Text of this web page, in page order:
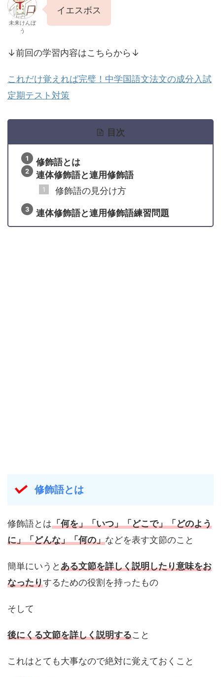
未来けんぼ
う
イエスボス
↓前回の学習内容はこちらから↓
これだけ覚えれば完璧！中学国語文法文の成分入試
定期テスト対策
目次
修飾語とは
連体修飾語と連用修飾語
修飾語の見分け方
連体修飾語と連用修飾語練習問題
修飾語とは
修飾語とは「何を」「いつ」「どこで」「どのよう
に」「どんな」「何の」などを表す文節のこと
簡単にいうとある文節を詳しく説明したり意味をお
なったりするための役割を持ったもの
そして
後にくる文節を詳しく説明すること
これはとても大事なので絶対に覚えておくこと